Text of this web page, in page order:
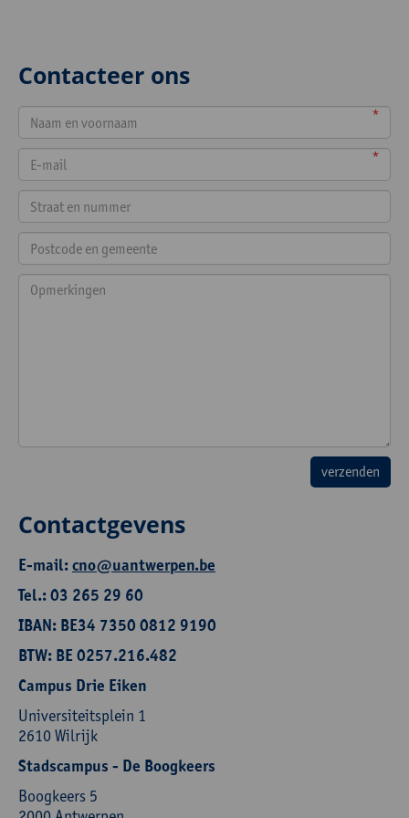
Contacteer ons
*
*
Contactgevens
E-mail:cno@uantwerpen.be
Tel.: 03 265 29 60
IBAN: BE34 7350 0812 9190
BTW: BE 0257.216.482
Campus Drie Eiken
Universiteitsplein 1
2610 Wilrijk
Stadscampus - De Boogkeers
Boogkeers 5